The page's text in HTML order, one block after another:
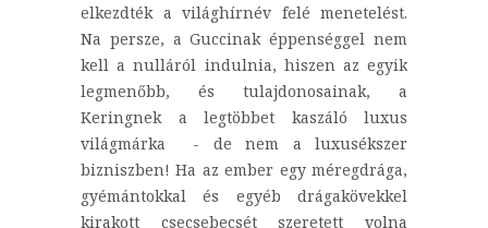
elkezdték a világhírnév felé menetelést.
Na persze, a Guccinak éppenséggel nem
kell a nulláról indulnia, hiszen az egyik
legmenőbb, és tulajdonosainak, a
Keringnek a legtöbbet kaszáló luxus
világmárka - de nem a luxusékszer
bizniszben! Ha az ember egy méregdrága,
gyémántokkal és egyéb drágakövekkel
kirakott csecsebecsét szeretett volna